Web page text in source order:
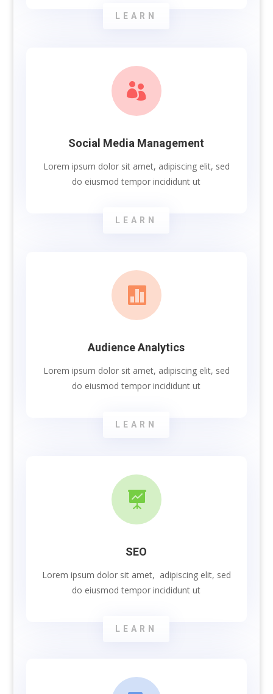
LEARN

Social Media Management
Lorem ipsum dolor sit amet, adipiscing elit, sed
do eiusmod tempor incididunt ut
LEARN

Audience Analytics
Lorem ipsum dolor sit amet, adipiscing elit, sed
do eiusmod tempor incididunt ut
LEARN

SEO
Lorem ipsum dolor sit amet, adipiscing elit, sed
do eiusmod tempor incididunt ut
LEARN